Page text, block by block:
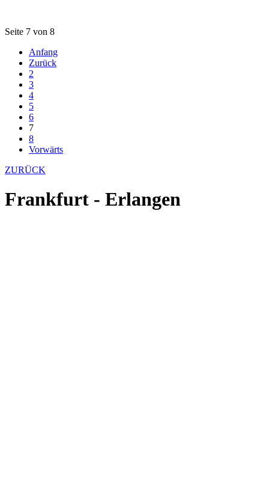
Seite 7 von 8
Anfang
Zurück
2
3
4
5
6
7
8
Vorwärts
ZURÜCK
Frankfurt - Erlangen